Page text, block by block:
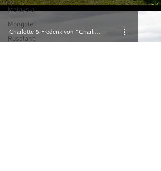
Malaysia
Mongolei
Russland
Charlotte & Frederik von "Charlie 'n Rik"